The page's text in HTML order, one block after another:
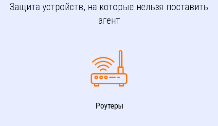
Защита устройств, на которые нельзя поставить
агент
Роутеры